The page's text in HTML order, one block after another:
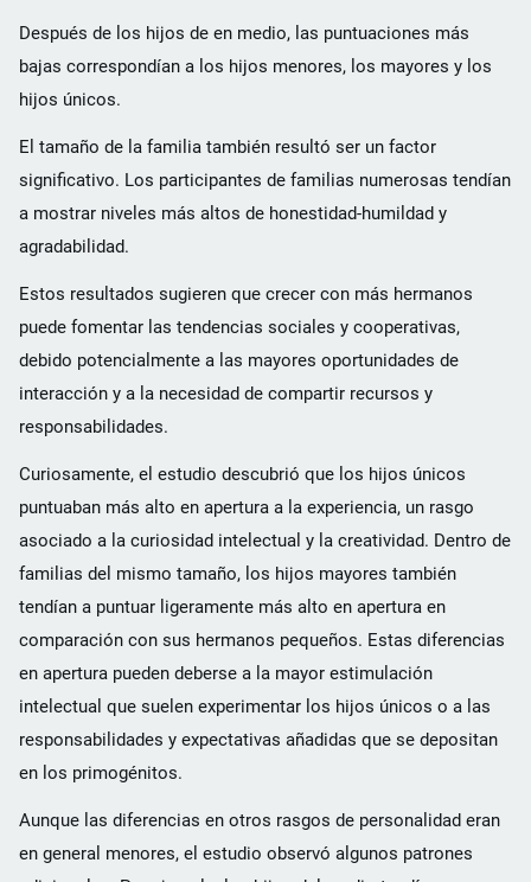
Después de los hijos de en medio, las puntuaciones más
bajas correspondían a los hijos menores, los mayores y los
hijos únicos.
El tamaño de la familia también resultó ser un factor
significativo. Los participantes de familias numerosas tendían
a mostrar niveles más altos de honestidad-humildad y
agradabilidad.
Estos resultados sugieren que crecer con más hermanos
puede fomentar las tendencias sociales y cooperativas,
debido potencialmente a las mayores oportunidades de
interacción y a la necesidad de compartir recursos y
responsabilidades.
Curiosamente, el estudio descubrió que los hijos únicos
puntuaban más alto en apertura a la experiencia, un rasgo
asociado a la curiosidad intelectual y la creatividad. Dentro de
familias del mismo tamaño, los hijos mayores también
tendían a puntuar ligeramente más alto en apertura en
comparación con sus hermanos pequeños. Estas diferencias
en apertura pueden deberse a la mayor estimulación
intelectual que suelen experimentar los hijos únicos o a las
responsabilidades y expectativas añadidas que se depositan
en los primogénitos.
Aunque las diferencias en otros rasgos de personalidad eran
en general menores, el estudio observó algunos patrones